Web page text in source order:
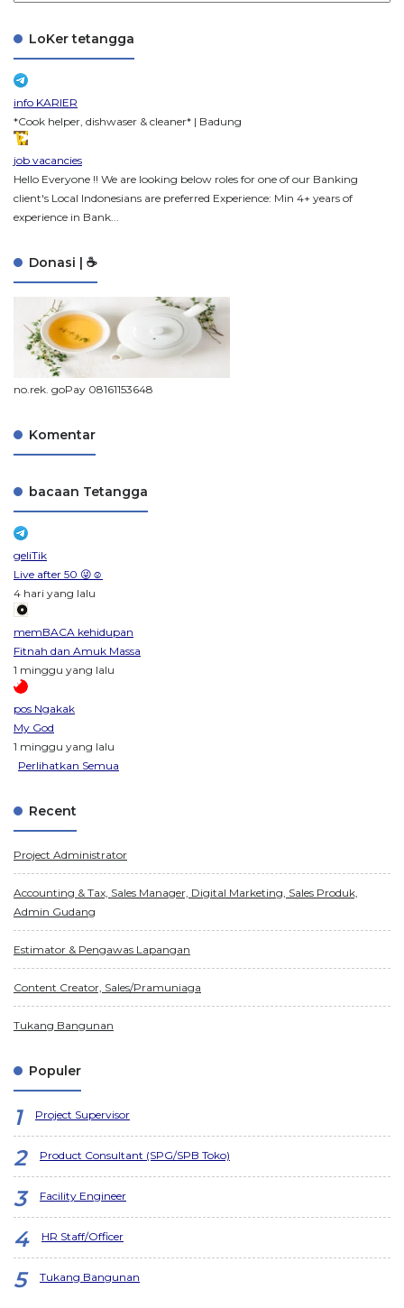
LoKer tetangga
info KARIER
*Cook helper, dishwaser & cleaner* | Badung
job vacancies
Hello Everyone !! We are looking below roles for one of our Banking
client's Local Indonesians are preferred Experience: Min 4+ years of
experience in Bank...
Donasi | ☕
no.rek. goPay 08161153648
Komentar
bacaan Tetangga
geliTik
Live after 50 😜☺️
4 hari yang lalu
memBACA kehidupan
Fitnah dan Amuk Massa
1 minggu yang lalu
pos Ngakak
My God
1 minggu yang lalu
Perlihatkan Semua
Recent
Project Administrator
Accounting & Tax, Sales Manager, Digital Marketing, Sales Produk,
Admin Gudang
Estimator & Pengawas Lapangan
Content Creator, Sales/Pramuniaga
Tukang Bangunan
Populer
Project Supervisor
Product Consultant (SPG/SPB Toko)
Facility Engineer
HR Staff/Officer
Tukang Bangunan